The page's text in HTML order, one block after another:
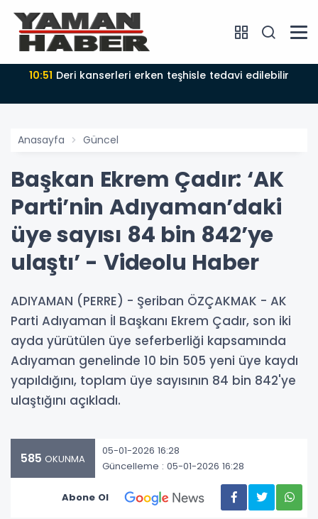
10:51 Deri kanserleri erken teşhisle tedavi edilebilir
Anasayfa Güncel
Başkan Ekrem Çadır: ‘AK
Parti’nin Adıyaman’daki
üye sayısı 84 bin 842’ye
ulaştı’ - Videolu Haber
ADIYAMAN (PERRE) - Şeriban ÖZÇAKMAK - AK
Parti Adıyaman İl Başkanı Ekrem Çadır, son iki
ayda yürütülen üye seferberliği kapsamında
Adıyaman genelinde 10 bin 505 yeni üye kaydı
yapıldığını, toplam üye sayısının 84 bin 842'ye
ulaştığını açıkladı.
585 OKUNMA
05-01-2026 16:28
Güncelleme : 05-01-2026 16:28
Abone Ol